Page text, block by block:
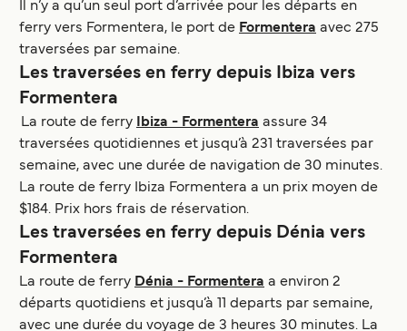
Il n’y a qu’un seul port d’arrivée pour les départs en
ferry vers Formentera, le port de Formentera avec 275
traversées par semaine.
Les traversées en ferry depuis Ibiza vers
Formentera
La route de ferry Ibiza - Formentera assure 34
traversées quotidiennes et jusqu’à 231 traversées par
semaine, avec une durée de navigation de 30 minutes.
La route de ferry Ibiza Formentera a un prix moyen de
$184. Prix hors frais de réservation.
Les traversées en ferry depuis Dénia vers
Formentera
La route de ferry Dénia - Formentera a environ 2
départs quotidiens et jusqu’à 11 departs par semaine,
avec une durée du voyage de 3 heures 30 minutes. La